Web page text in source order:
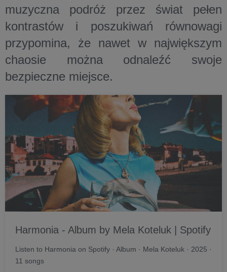
muzyczna podróż przez świat pełen
kontrastów i poszukiwań równowagi
przypomina, że nawet w największym
chaosie można odnaleźć swoje
bezpieczne miejsce.
Harmonia - Album by Mela Koteluk | Spotify
Listen to Harmonia on Spotify · Album · Mela Koteluk · 2025 ·
11 songs